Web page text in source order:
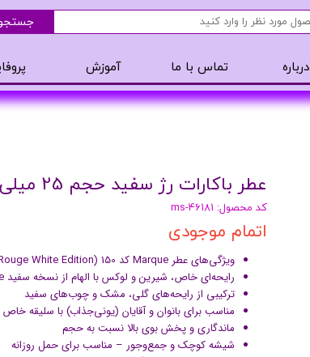
مراقبت مو
روغن مو
ژل مو
سرم مو
حالت دهنده مو
شامپو سر
عطر و ادکلن
درباره تماس با ما آموزش
عطر باکارات رژ سفید حجم 25 میلی لیتر
کد محصول: ms-46181
اتمام موجودی
ویژگی‌های عطر Marque کد 150 (Baccarat Rouge White Edition) – حجم 25 میلی‌لیتر
رایحه‌ای خاص، شیرین و لوکس با الهام از نسخه سفید Baccarat Rouge
ترکیبی از رایحه‌های گلی، مشک و چوب‌های سفید
مناسب برای بانوان و آقایان (یونی‌جذاب) با سلیقه
ماندگاری و پخش بوی بالا نسبت به حجم
شیشه کوچک و جمع‌وجور – مناسب برای حمل روزانه